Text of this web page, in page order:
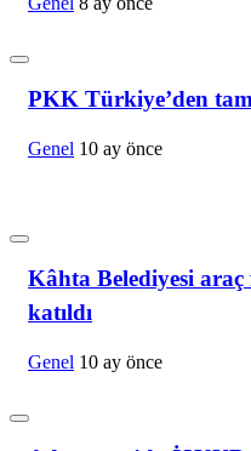
PKK Türkiye’den
Genel 10 ay önce
Kâhta Belediyesi
katıldı
Genel 10 ay önce